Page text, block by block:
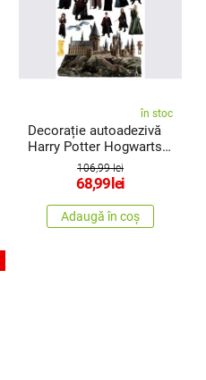
în stoc
Decorație autoadezivă
Harry Potter Hogwarts,
65 x85 cm106,99 lei
68,99 lei
Adaugă în coș